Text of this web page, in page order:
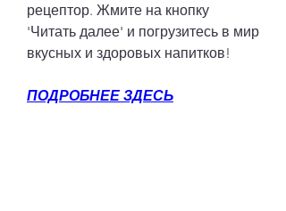
рецептор. Жмите на кнопку
'Читать далее' и погрузитесь в мир
вкусных и здоровых напитков!
ПОДРОБНЕЕ ЗДЕСЬ